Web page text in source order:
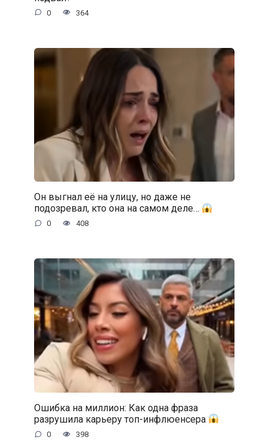
0 364
Он выгнал её на улицу, но даже не
подозревал, кто она на самом деле…
0 408
Ошибка на миллион: Как одна фраза
разрушила карьеру топ-инфлюенсера
0 398